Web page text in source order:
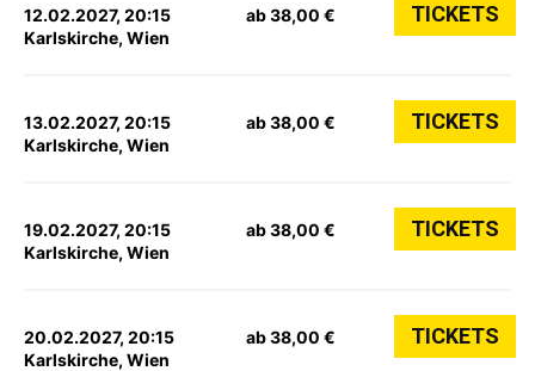
12.02.2027, 20:15
Karlskirche, Wien
ab 38,00 € TICKETS
13.02.2027, 20:15
Karlskirche, Wien
ab 38,00 € TICKETS
19.02.2027, 20:15
Karlskirche, Wien
ab 38,00 € TICKETS
20.02.2027, 20:15
Karlskirche, Wien
ab 38,00 € TICKETS